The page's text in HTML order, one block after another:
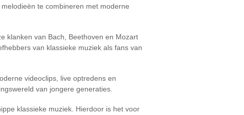
te combineren met moderne
klanken van Bach, Beethoven en Mozart
van klassieke muziek als fans van
videoclips, live optredens en
van jongere generaties.
klassieke muziek. Hierdoor is het voor